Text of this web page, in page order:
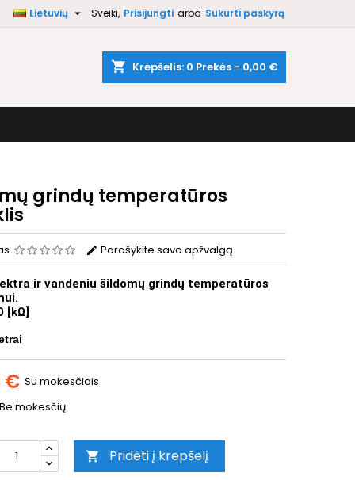
Sveiki, Prisijungti arba Sukurti paskyrą
Lietuvių 
shopping_cart Krepšelis: 0 Prekės - 0,00 €
grindų temperatūros
Parašykite savo apžvalgą
ir vandeniu šildomų grindų temperatūros
[kΩ]
€ Su mokesčiais
Be mokesčių
 Pridėti į krepšelį